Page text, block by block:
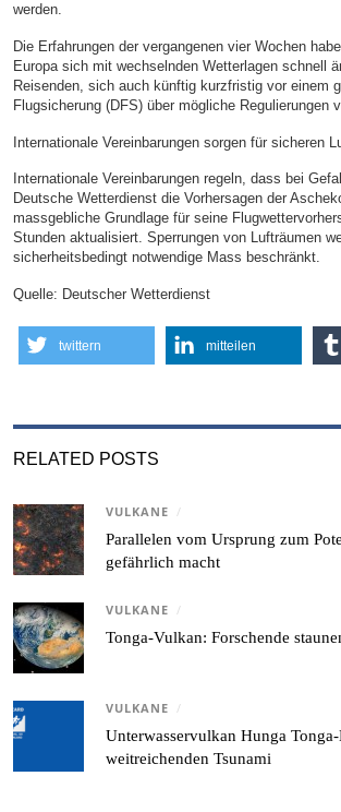
werden.
Die Erfahrungen der vergangenen vier Wochen
Europa sich mit wechselnden Wetterlagen schnell
Reisenden, sich auch künftig kurzfristig vor einem
Flugsicherung (DFS) über mögliche Regulierungen
Internationale Vereinbarungen sorgen für sicheren
Internationale Vereinbarungen regeln, dass bei
Deutsche Wetterdienst die Vorhersagen der
massgebliche Grundlage für seine
Stunden aktualisiert. Sperrungen von Lufträumen
sicherheitsbedingt notwendige Mass beschränkt.
Quelle: Deutscher Wetterdienst
twittern mitteilen
RELATED POSTS
VULKANE /
Parallelen vom Ursprung zum
gefährlich macht
VULKANE /
Tonga-Vulkan: Forschende
VULKANE /
Unterwasservulkan Hunga
weitreichenden Tsunami